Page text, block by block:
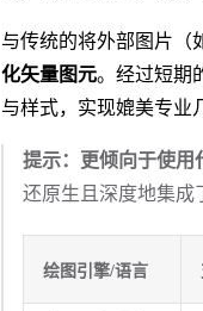
与传统的将外部图片（
化矢量图元。经过短期
与样式，实现媲美专业
提示：更倾向于使用
还原生且深度地集成
绘图引擎/语言